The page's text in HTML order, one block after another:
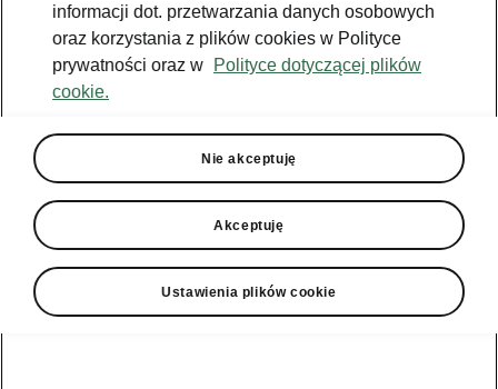
informacji dot. przetwarzania danych osobowych
oraz korzystania z plików cookies w Polityce
prywatności oraz w
Polityce dotyczącej plików
cookie.
Nie akceptuję
Akceptuję
Ustawienia plików cookie